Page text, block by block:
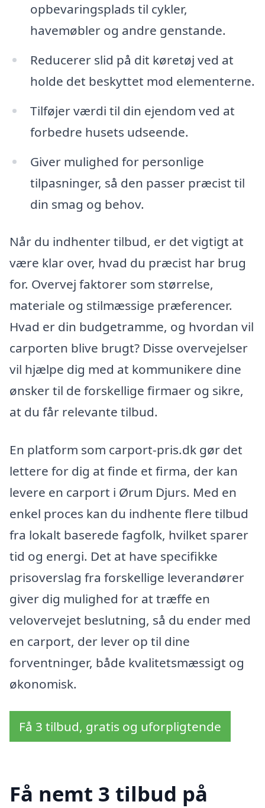
opbevaringsplads til cykler,
havemøbler og andre genstande.
Reducerer slid på dit køretøj ved at
holde det beskyttet mod elementerne.
Tilføjer værdi til din ejendom ved at
forbedre husets udseende.
Giver mulighed for personlige
tilpasninger, så den passer præcist til
din smag og behov.
Når du indhenter tilbud, er det vigtigt at
være klar over, hvad du præcist har brug
for. Overvej faktorer som størrelse,
materiale og stilmæssige præferencer.
Hvad er din budgetramme, og hvordan vil
carporten blive brugt? Disse overvejelser
vil hjælpe dig med at kommunikere dine
ønsker til de forskellige firmaer og sikre,
at du får relevante tilbud.
En platform som carport-pris.dk gør det
lettere for dig at finde et firma, der kan
levere en carport i Ørum Djurs. Med en
enkel proces kan du indhente flere tilbud
fra lokalt baserede fagfolk, hvilket sparer
tid og energi. Det at have specifikke
prisoverslag fra forskellige leverandører
giver dig mulighed for at træffe en
velovervejet beslutning, så du ender med
en carport, der lever op til dine
forventninger, både kvalitetsmæssigt og
økonomisk.
Få 3 tilbud, gratis og uforpligtende
Få nemt 3 tilbud på